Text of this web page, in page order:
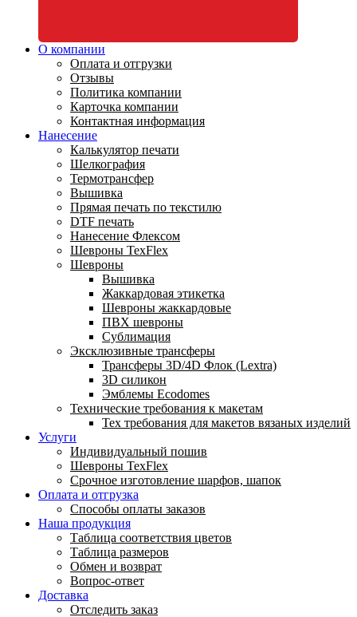
О компании
Оплата и отгрузки
Отзывы
Политика компании
Карточка компании
Контактная информация
Нанесение
Калькулятор печати
Шелкография
Термотрансфер
Вышивка
Прямая печать по текстилю
DTF печать
Нанесение Флексом
Шевроны TexFlex
Шевроны
Вышивка
Жаккардовая этикетка
Шевроны жаккардовые
ПВХ шевроны
Сублимация
Эксклюзивные трансферы
Трансферы 3D/4D Флок (Lextra)
3D силикон
Эмблемы Ecodomes
Технические требования к макетам
Тех требования для макетов вязаных изделий
Услуги
Индивидуальный пошив
Шевроны TexFlex
Срочное изготовление шарфов, шапок
Оплата и отгрузка
Способы оплаты заказов
Наша продукция
Таблица соответствия цветов
Таблица размеров
Обмен и возврат
Вопрос-ответ
Доставка
Отследить заказ